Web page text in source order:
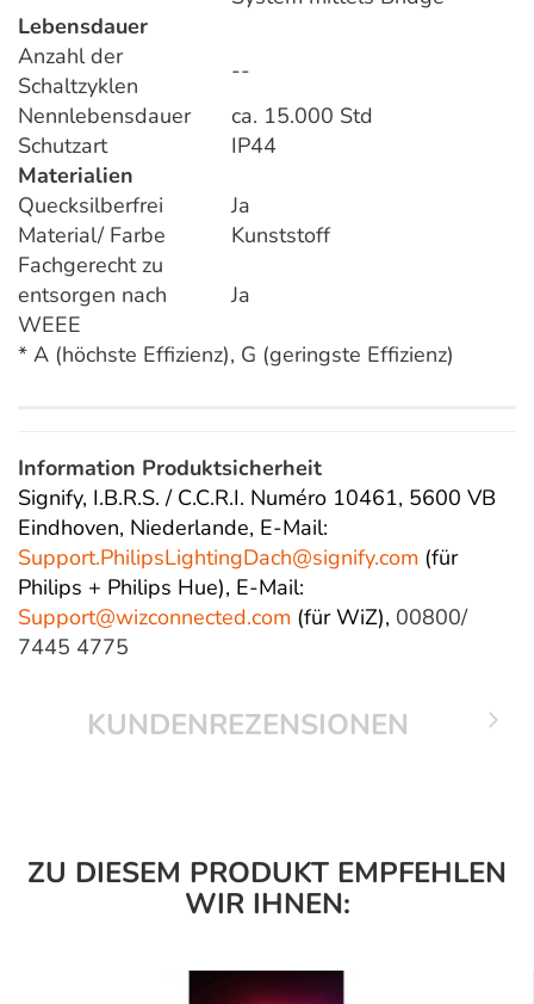
Lebensdauer
Anzahl der
Schaltzyklen
--
Nennlebensdauer
ca. 15.000 Std
Schutzart
IP44
Materialien
Quecksilberfrei
Ja
Material/ Farbe
Kunststoff
Fachgerecht zu
entsorgen nach
WEEE
Ja
* A (höchste Effizienz), G (geringste Effizienz)
Information Produktsicherheit
Signify, I.B.R.S. / C.C.R.I. Numéro 10461, 5600 VB
Eindhoven, Niederlande, E-Mail:
Support.PhilipsLightingDach@signify.com (für
Philips + Philips Hue), E-Mail:
Support@wizconnected.com (für WiZ), 00800/
7445 4775
KUNDENREZENSIONEN
ZU DIESEM PRODUKT EMPFEHLEN
WIR IHNEN: